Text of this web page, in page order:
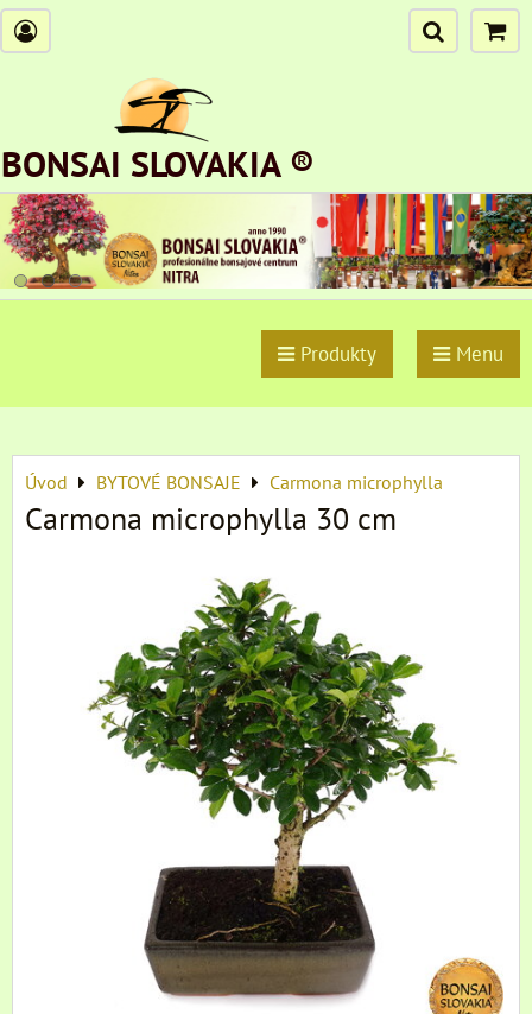
BONSAI SLOVAKIA ®
Produkty Menu
Úvod BYTOVÉ BONSAJE Carmona microphylla
Carmona microphylla 30 cm